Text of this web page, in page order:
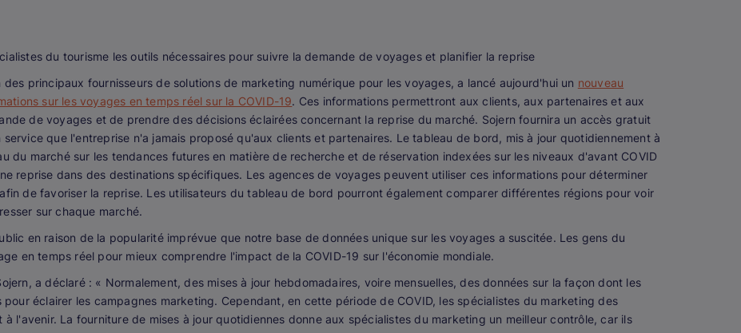
du tourisme les outils nécessaires pour suivre la demande de voyages et planifier la reprise
des principaux fournisseurs de solutions de marketing numérique pour les voyages, a lancé aujourd'hui un nouveau
sur les voyages en temps réel sur la COVID-19. Ces informations permettront aux clients, aux partenaires et aux
de voyages et de prendre des décisions éclairées concernant la reprise du marché. Sojern fournira un accès gratuit
que l'entreprise n'a jamais proposé qu'aux clients et partenaires. Le tableau de bord, mis à jour quotidiennement à
du marché sur les tendances futures en matière de recherche et de réservation indexées sur les niveaux d'avant COVID
reprise dans des destinations spécifiques. Les agences de voyages peuvent utiliser ces informations pour déterminer
de favoriser la reprise. Les utilisateurs du tableau de bord pourront également comparer différentes régions pour voir
sur chaque marché.
en raison de la popularité imprévue que notre base de données unique sur les voyages a suscitée. Les gens du
en temps réel pour mieux comprendre l'impact de la COVID-19 sur l'économie mondiale.
a déclaré : « Normalement, des mises à jour hebdomadaires, voire mensuelles, des données sur la façon dont les
éclairer les campagnes marketing. Cependant, en cette période de COVID, les spécialistes du marketing des
l'avenir. La fourniture de mises à jour quotidiennes donne aux spécialistes du marketing un meilleur contrôle, car ils